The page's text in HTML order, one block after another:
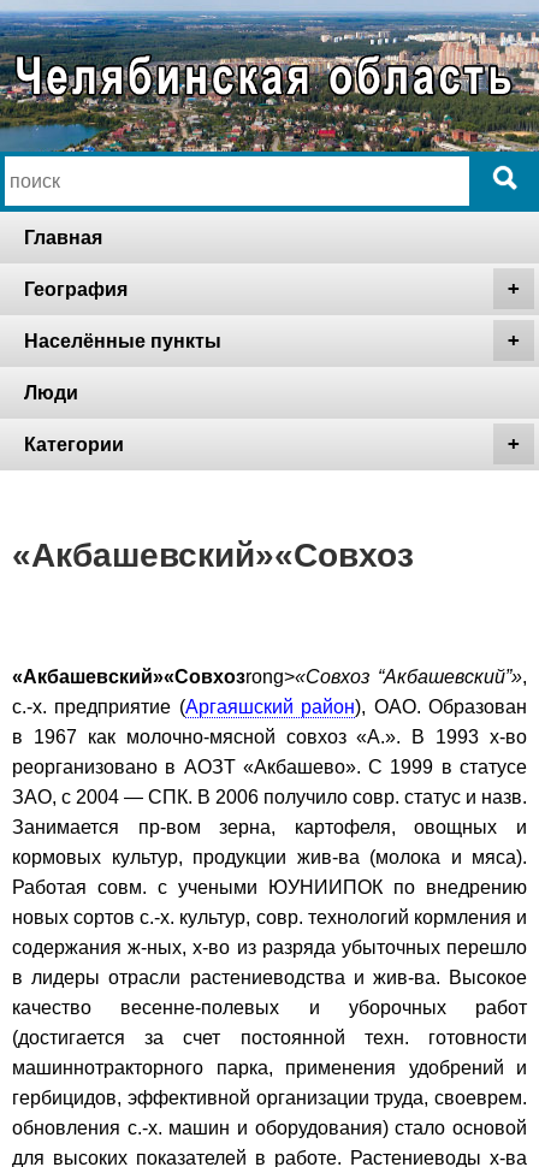
Главная
География
Населённые пункты
Люди
Категории
«Акбашевский»«Совхоз
«Акбашевский»«Совхозrong>«Совхоз “Акбашевский”»,
с.-х. предприятие (Аргаяшский район), ОАО. Образован
в 1967 как молочно-мясной совхоз «А.». В 1993 х-во
реорганизовано в АОЗТ «Акбашево». С 1999 в статусе
ЗАО, с 2004 — СПК. В 2006 получило совр. статус и назв.
Занимается пр-вом зерна, картофеля, овощных и
кормовых культур, продукции жив-ва (молока и мяса).
Работая совм. с учеными ЮУНИИПОК по внедрению
новых сортов с.-х. культур, совр. технологий кормления и
содержания ж-ных, х-во из разряда убыточных перешло
в лидеры отрасли растениеводства и жив-ва. Высокое
качество весенне-полевых и уборочных работ
(достигается за счет постоянной техн. готовности
машиннотракторного парка, применения удобрений и
гербицидов, эффективной организации труда, своеврем.
обновления с.-х. машин и оборудования) стало основой
для высоких показателей в работе. Растениеводы х-ва